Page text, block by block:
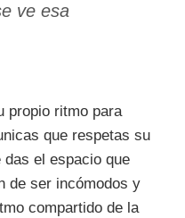
ve esa
propio ritmo para
que respetas su
das el espacio que
de ser incómodos y
compartido de la